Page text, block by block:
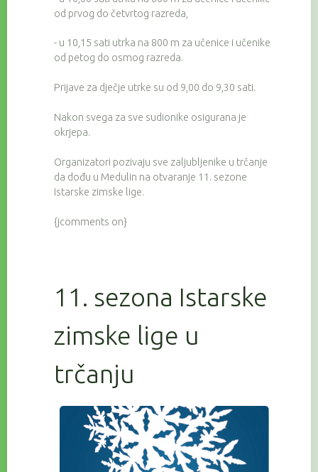
od prvog do četvrtog razreda,
- u 10,15 sati utrka na 800 m za učenice i učenike
od petog do osmog razreda.
Prijave za dječje utrke su od 9,00 do 9,30 sati.
Nakon svega za sve sudionike osigurana je
okrjepa.
Organizatori pozivaju sve zaljubljenike u trčanje
da dođu u Medulin na otvaranje 11. sezone
Istarske zimske lige.
{jcomments on}
11. sezona Istarske
zimske lige u
trčanju